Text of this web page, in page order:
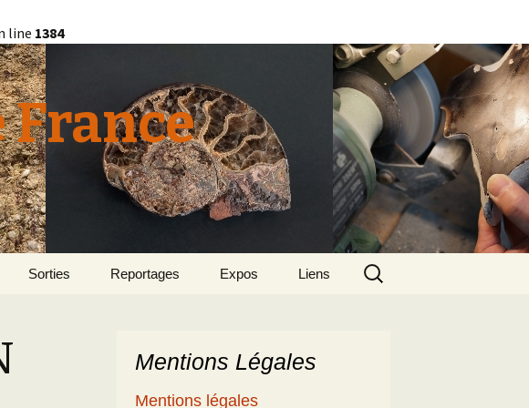
line 1384
France
Sorties Reportages
Henri
Le patrimoine
Expos Liens
Rechercher :
Mentions Légales
Mentions légales